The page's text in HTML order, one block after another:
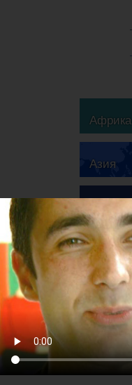
Африка
Азия
Европа
Южная